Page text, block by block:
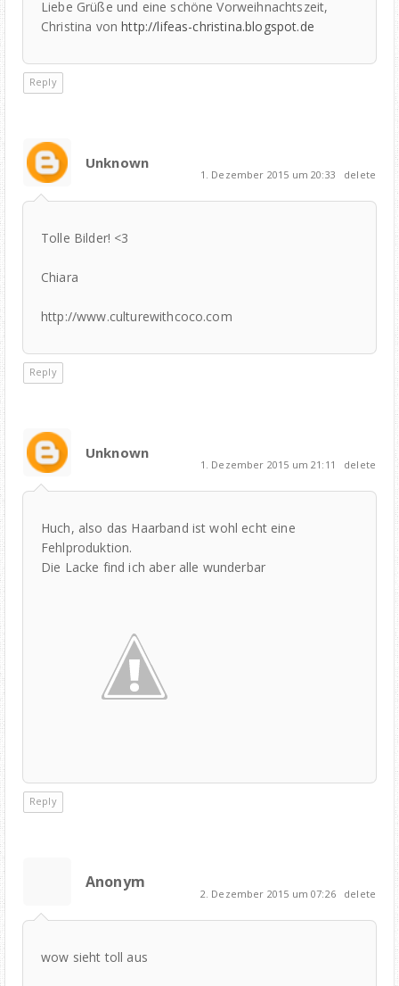
Liebe Grüße und eine schöne Vorweihnachtszeit,
Christina vonhttp://lifeas-christina.blogspot.de
Reply
Unknown
1. Dezember 2015 um 20:33 delete
Tolle Bilder! <3
Chiara
http://www.culturewithcoco.com
Reply
Unknown
1. Dezember 2015 um 21:11 delete
Huch, also das Haarband ist wohl echt eine
Fehlproduktion.
Die Lacke find ich aber alle wunderbar
Reply
Anonym
2. Dezember 2015 um 07:26 delete
wow sieht toll aus